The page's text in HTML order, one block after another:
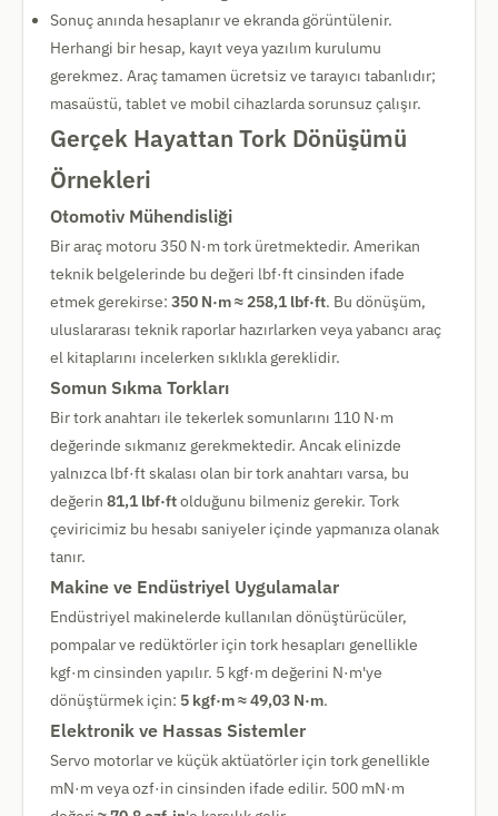
Sonuç anında hesaplanır ve ekranda görüntülenir.
Herhangi bir hesap, kayıt veya yazılım kurulumu
gerekmez. Araç tamamen ücretsiz ve tarayıcı tabanlıdır;
masaüstü, tablet ve mobil cihazlarda sorunsuz çalışır.
Gerçek Hayattan Tork Dönüşümü
Örnekleri
Otomotiv Mühendisliği
Bir araç motoru 350 N·m tork üretmektedir. Amerikan
teknik belgelerinde bu değeri lbf·ft cinsinden ifade
etmek gerekirse: 350 N·m ≈ 258,1 lbf·ft. Bu dönüşüm,
uluslararası teknik raporlar hazırlarken veya yabancı araç
el kitaplarını incelerken sıklıkla gereklidir.
Somun Sıkma Torkları
Bir tork anahtarı ile tekerlek somunlarını 110 N·m
değerinde sıkmanız gerekmektedir. Ancak elinizde
yalnızca lbf·ft skalası olan bir tork anahtarı varsa, bu
değerin 81,1 lbf·ftolduğunu bilmeniz gerekir. Tork
çeviricimiz bu hesabı saniyeler içinde yapmanıza olanak
tanır.
Makine ve Endüstriyel Uygulamalar
Endüstriyel makinelerde kullanılan dönüştürücüler,
pompalar ve redüktörler için tork hesapları genellikle
kgf·m cinsinden yapılır. 5 kgf·m değerini N·m'ye
dönüştürmek için: 5 kgf·m ≈ 49,03 N·m.
Elektronik ve Hassas Sistemler
Servo motorlar ve küçük aktüatörler için tork genellikle
mN·m veya ozf·in cinsinden ifade edilir. 500 mN·m